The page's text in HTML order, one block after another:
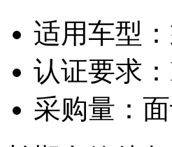
适用车型：
认证要求：
采购量：